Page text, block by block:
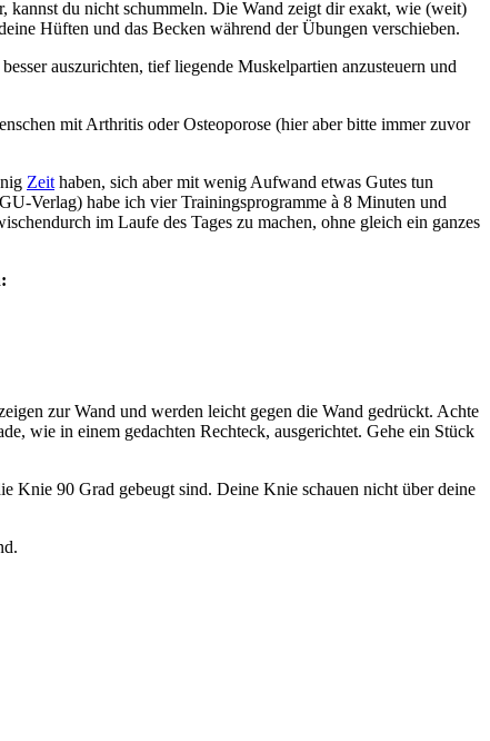
kannst du nicht schummeln. Die Wand zeigt dir exakt, wie (weit)
Hüften und das Becken während der Übungen verschieben.
auszurichten, tief liegende Muskelpartien anzusteuern und
mit Arthritis oder Osteoporose (hier aber bitte immer zuvor
Zeit haben, sich aber mit wenig Aufwand etwas Gutes tun
Verlag) habe ich vier Trainingsprogramme à 8 Minuten und
im Laufe des Tages zu machen, ohne gleich ein ganzes
zur Wand und werden leicht gegen die Wand gedrückt. Achte
wie in einem gedachten Rechteck, ausgerichtet. Gehe ein Stück
Knie 90 Grad gebeugt sind. Deine Knie schauen nicht über deine